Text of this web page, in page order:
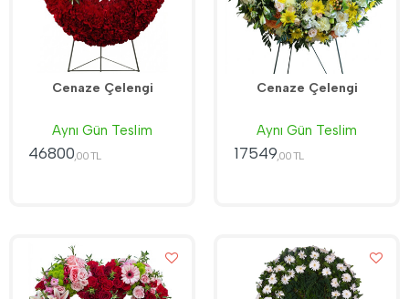
Cenaze Çelengi
Aynı Gün Teslim
46800,00 TL
Cenaze Çelengi
Aynı Gün Teslim
17549,00 TL